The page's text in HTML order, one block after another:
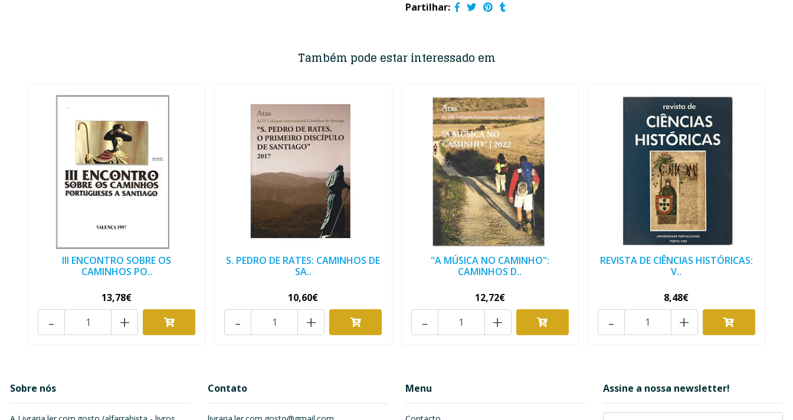
Partilhar:
Também pode estar interessado em
III ENCONTRO SOBRE OS
CAMINHOS PO..
13,78€
+
-
S. PEDRO DE RATES: CAMINHOS DE
SA..
10,60€
+
-
"A MÚSICA NO CAMINHO":
CAMINHOS D..
12,72€
+
-
REVISTA DE CIÊNCIAS HISTÓRICAS:
V..
8,48€
+
-
Sobre nós Contato Menu Assine a nossa newsletter!